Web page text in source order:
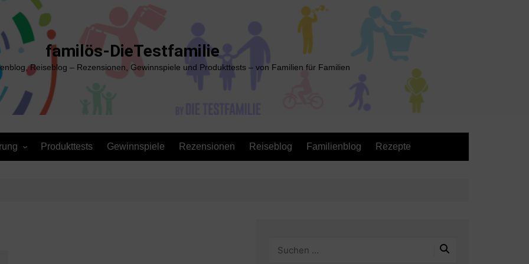
familös-DieTestfamilie
Reiseblog – Rezensionen, Gewinnspiele und Produkttests – von Familien für Familien
Produkttests Gewinnspiele Rezensionen Reiseblog Familienblog Rezepte